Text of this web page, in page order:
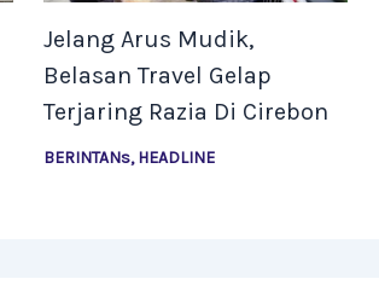
Jelang Arus Mudik,
Belasan Travel Gelap
Terjaring Razia Di Cirebon
BERINTANs,HEADLINE